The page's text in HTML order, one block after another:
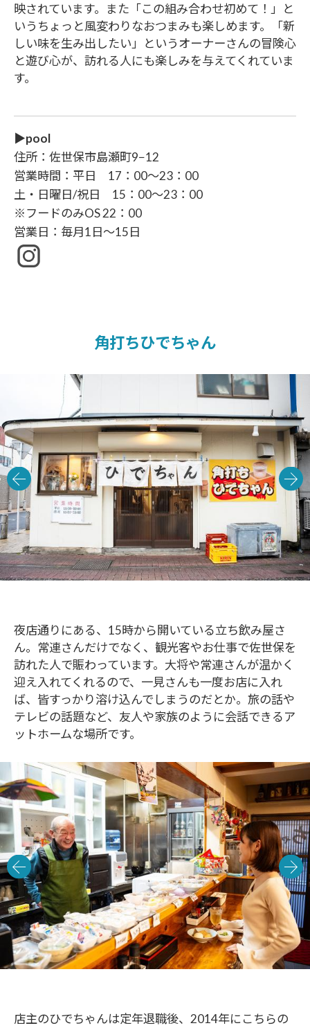
映されています。また「この組み合わせ初めて！」と
いうちょっと風変わりなおつまみも楽しめます。「新
しい味を生み出したい」というオーナーさんの冒険心
と遊び心が、訪れる人にも楽しみを与えてくれていま
す。
▶pool
住所：佐世保市島瀬町9−12
営業時間：平日 17：00～23：00
土・日曜日/祝日 15：00～23：00
※フードのみOS 22：00
営業日：毎月1日～15日
角打ちひでちゃん
夜店通りにある、15時から開いている立ち飲み屋さ
ん。常連さんだけでなく、観光客やお仕事で佐世保を
訪れた人で賑わっています。大将や常連さんが温かく
迎え入れてくれるので、一見さんも一度お店に入れ
ば、皆すっかり溶け込んでしまうのだとか。旅の話や
テレビの話題など、友人や家族のように会話できるア
ットホームな場所です。
店主のひでちゃんは定年退職後、2014年にこちらの